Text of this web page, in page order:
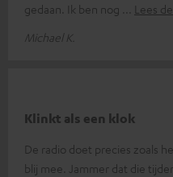
gedaan. Ik ben nog
Lees
Michael K.
Klinkt als een klok
De radio doet precies zoals
blij mee. Jammer dat die